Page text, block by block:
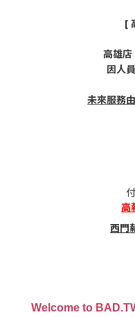
[
高雄
因人
未來服務
高
西門
Welcome to